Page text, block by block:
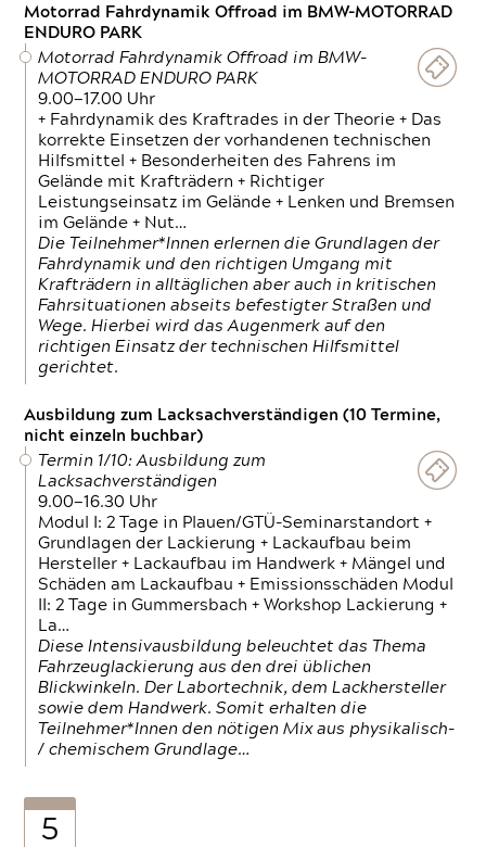
Motorrad Fahrdynamik Offroad im BMW-MOTORRAD
ENDURO PARK
Motorrad Fahrdynamik Offroad im BMW-
MOTORRAD ENDURO PARK
9.00—17.00 Uhr
+ Fahrdynamik des Kraftrades in der Theorie + Das
korrekte Einsetzen der vorhandenen technischen
Hilfsmittel + Besonderheiten des Fahrens im
Gelände mit Krafträdern + Richtiger
Leistungseinsatz im Gelände + Lenken und Bremsen
im Gelände + Nut…
Die Teilnehmer*Innen erlernen die Grundlagen der
Fahrdynamik und den richtigen Umgang mit
Krafträdern in alltäglichen aber auch in kritischen
Fahrsituationen abseits befestigter Straßen und
Wege. Hierbei wird das Augenmerk auf den
richtigen Einsatz der technischen Hilfsmittel
gerichtet.
Ausbildung zum Lacksachverständigen (10 Termine,
nicht einzeln buchbar)
Termin 1/10: Ausbildung zum
Lacksachverständigen
9.00—16.30 Uhr
Modul I: 2 Tage in Plauen/GTÜ-Seminarstandort +
Grundlagen der Lackierung + Lackaufbau beim
Hersteller + Lackaufbau im Handwerk + Mängel und
Schäden am Lackaufbau + Emissionsschäden Modul
II: 2 Tage in Gummersbach + Workshop Lackierung +
La…
Diese Intensivausbildung beleuchtet das Thema
Fahrzeuglackierung aus den drei üblichen
Blickwinkeln. Der Labortechnik, dem Lackhersteller
sowie dem Handwerk. Somit erhalten die
Teilnehmer*Innen den nötigen Mix aus physikalisch-
/ chemischem Grundlage…
5